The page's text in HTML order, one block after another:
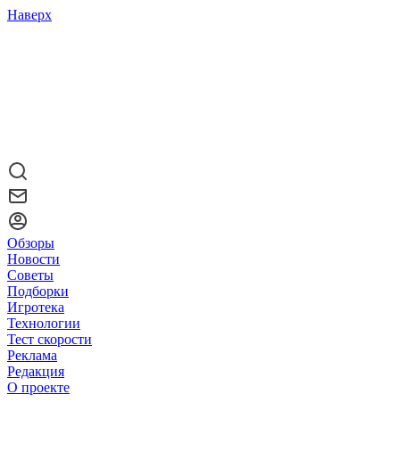
Наверх
Обзоры
Новости
Советы
Подборки
Игротека
Технологии
Тест скорости
Реклама
Редакция
О проекте